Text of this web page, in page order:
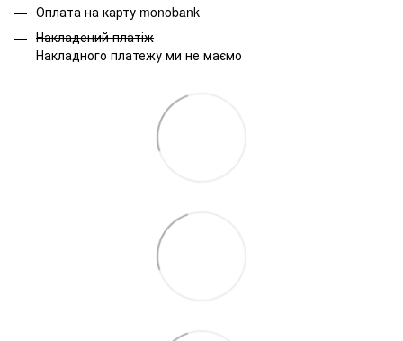
Оплата на карту monobank
Накладений платіж
Накладного платежу ми не маємо